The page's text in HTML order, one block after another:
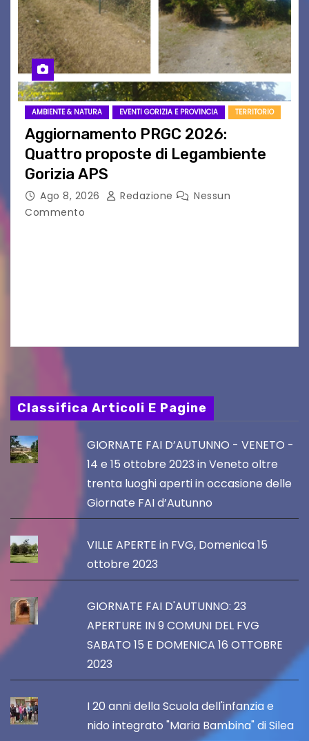
AMBIENTE & NATURA EVENTI GORIZIA E PROVINCIA TERRITORIO
Aggiornamento PRGC 2026:
Quattro proposte di Legambiente
Gorizia APS
Ago 8, 2026 Redazione
Nessun
Commento
Classifica Articoli E Pagine
GIORNATE FAI D’AUTUNNO - VENETO -
14 e 15 ottobre 2023 in Veneto oltre
trenta luoghi aperti in occasione delle
Giornate FAI d’Autunno
VILLE APERTE in FVG, Domenica 15
ottobre 2023
GIORNATE FAI D'AUTUNNO: 23
APERTURE IN 9 COMUNI DEL FVG
SABATO 15 E DOMENICA 16 OTTOBRE
2023
I 20 anni della Scuola dell'infanzia e
nido integrato "Maria Bambina" di Silea